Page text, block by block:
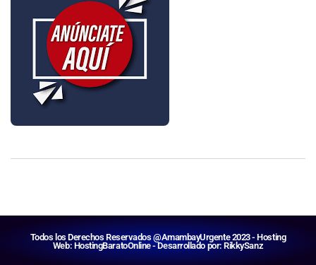
Todos los Derechos Reservados @AmambayUrgente 2023 - Hosting
Web: HostingBaratoOnline- Desarrollado por:RikkySanz